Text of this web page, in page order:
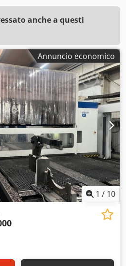
anche a questi
Annuncio economico
1 / 10